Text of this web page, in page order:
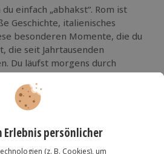
einfach „abhakst“. Rom ist
Geschichte, italienisches
besonderen Momente, die du
die seit Jahrtausenden
Du läufst morgens durch
zwischen antiken Mauern,
dem Duft von Espresso kurz
stehst du plötzlich vor
Genau so fühlt sich „Dolce